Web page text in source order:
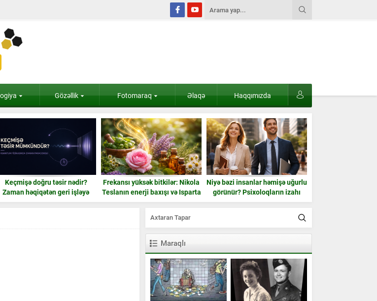
Gözəllik Fotomaraq Əlaqə Haqqımızda
Keçmişə doğru təsir nədir?
Zaman həqiqətən geri işləyə
Frekansı yüksək bitkilər: Nikola
Teslanın enerji baxışı və Isparta
Niyə bəzi insanlar həmişə uğurlu
görünür? Psixoloqların izahı
Maraqlı